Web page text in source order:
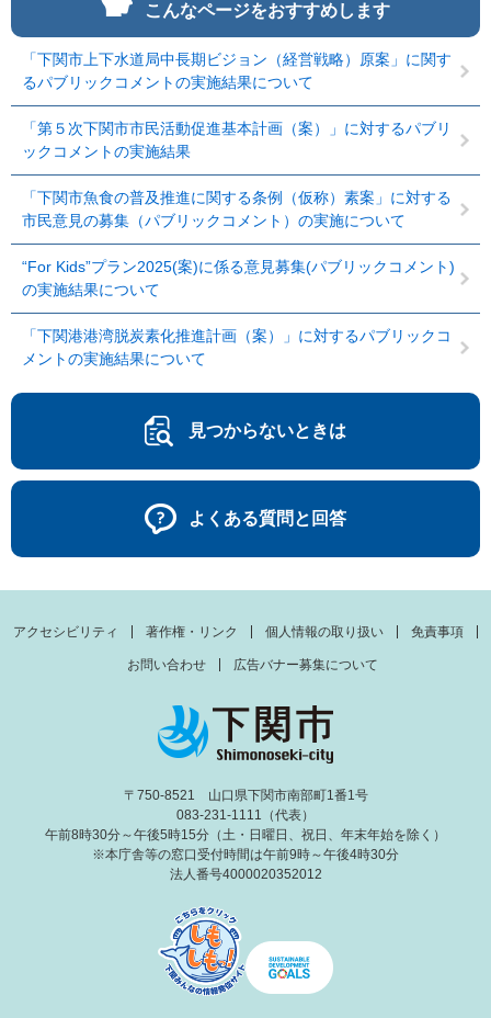
こんなページをおすすめします
「下関市上下水道局中長期ビジョン（経営戦略）原案」に関す
るパブリックコメントの実施結果について
「第５次下関市市民活動促進基本計画（案）」に対するパブリ
ックコメントの実施結果
「下関市魚食の普及推進に関する条例（仮称）素案」に対する
市民意見の募集（パブリックコメント）の実施について
“For Kids”プラン2025(案)に係る意見募集(パブリックコメント)
の実施結果について
「下関港港湾脱炭素化推進計画（案）」に対するパブリックコ
メントの実施結果について
見つからないときは
よくある質問と回答
アクセシビリティ 著作権・リンク 個人情報の取り扱い 免責事項
お問い合わせ 広告バナー募集について
〒750-8521 山口県下関市南部町1番1号
083-231-1111（代表）
午前8時30分～午後5時15分（土・日曜日、祝日、年末年始を除く）
※本庁舎等の窓口受付時間は午前9時～午後4時30分
法人番号4000020352012